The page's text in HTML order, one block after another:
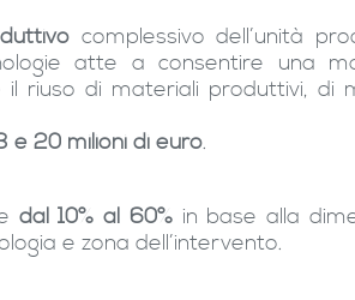
complessivo dell’unità
atte a consentire una
riuso di materiali produttivi, di
20 milioni di euro.
dal 10% al 60%in base alla
e zona dell’intervento.